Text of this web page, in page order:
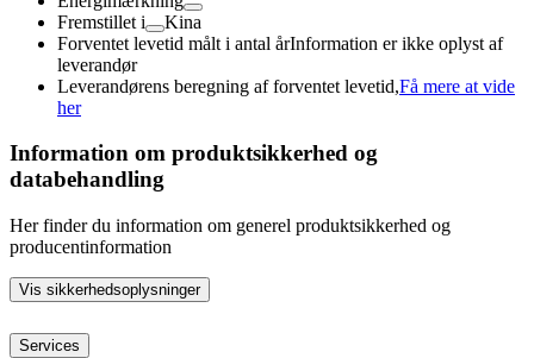
Fremstillet i
Kina
Forventet levetid målt i antal årInformation er ikke oplyst af
leverandør
Leverandørens beregning af forventet levetid,Få mere at vide
her
Information om produktsikkerhed og
databehandling
Her finder du information om generel produktsikkerhed og
producentinformation
Vis sikkerhedsoplysninger
Services